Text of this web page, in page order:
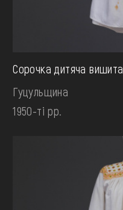
Сорочка дитяча вишита
Гуцульщина
1950-ті рр.